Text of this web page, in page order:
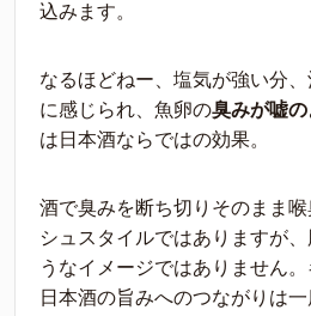
込みます。
なるほどねー、塩気が強い分
に感じられ、魚卵の臭みが嘘
は日本酒ならではの効果。
酒で臭みを断ち切りそのまま
シュスタイルではありますが
うなイメージではありません
日本酒の旨みへのつながりは一